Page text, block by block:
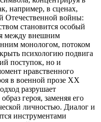
например, в сценах,
Отечественной войны:
становится особый
между внешним
монологом, потоком
психологию подвига
поступок, но и
нравственного
в военной прозе XX
разрушает
героя, заменяя его
личностью. Диалог и
инструментами